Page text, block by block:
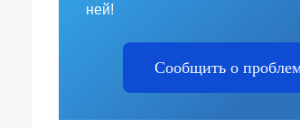
ней!
Сообщить о